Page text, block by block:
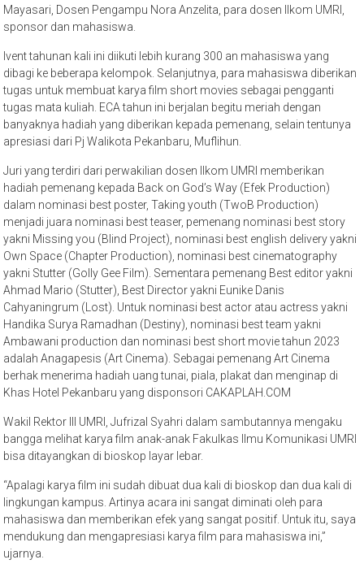
Mayasari, Dosen Pengampu Nora Anzelita, para dosen Ilkom UMRI,
sponsor dan mahasiswa.
Ivent tahunan kali ini diikuti lebih kurang 300 an mahasiswa yang
dibagi ke beberapa kelompok. Selanjutnya, para mahasiswa diberikan
tugas untuk membuat karya film short movies sebagai pengganti
tugas mata kuliah. ECA tahun ini berjalan begitu meriah dengan
banyaknya hadiah yang diberikan kepada pemenang, selain tentunya
apresiasi dari Pj Walikota Pekanbaru, Muflihun.
Juri yang terdiri dari perwakilian dosen Ilkom UMRI memberikan
hadiah pemenang kepada Back on God’s Way (Efek Production)
dalam nominasi best poster, Taking youth (TwoB Production)
menjadi juara nominasi best teaser, pemenang nominasi best story
yakni Missing you (Blind Project), nominasi best english delivery yakni
Own Space (Chapter Production), nominasi best cinematography
yakni Stutter (Golly Gee Film). Sementara pemenang Best editor yakni
Ahmad Mario (Stutter), Best Director yakni Eunike Danis
Cahyaningrum (Lost). Untuk nominasi best actor atau actress yakni
Handika Surya Ramadhan (Destiny), nominasi best team yakni
Ambawani production dan nominasi best short movie tahun 2023
adalah Anagapesis (Art Cinema). Sebagai pemenang Art Cinema
berhak menerima hadiah uang tunai, piala, plakat dan menginap di
Khas Hotel Pekanbaru yang disponsori CAKAPLAH.COM
Wakil Rektor III UMRI, Jufrizal Syahri dalam sambutannya mengaku
bangga melihat karya film anak-anak Fakulkas Ilmu Komunikasi UMRI
bisa ditayangkan di bioskop layar lebar.
“Apalagi karya film ini sudah dibuat dua kali di bioskop dan dua kali di
lingkungan kampus. Artinya acara ini sangat diminati oleh para
mahasiswa dan memberikan efek yang sangat positif. Untuk itu, saya
mendukung dan mengapresiasi karya film para mahasiswa ini,”
ujarnya.